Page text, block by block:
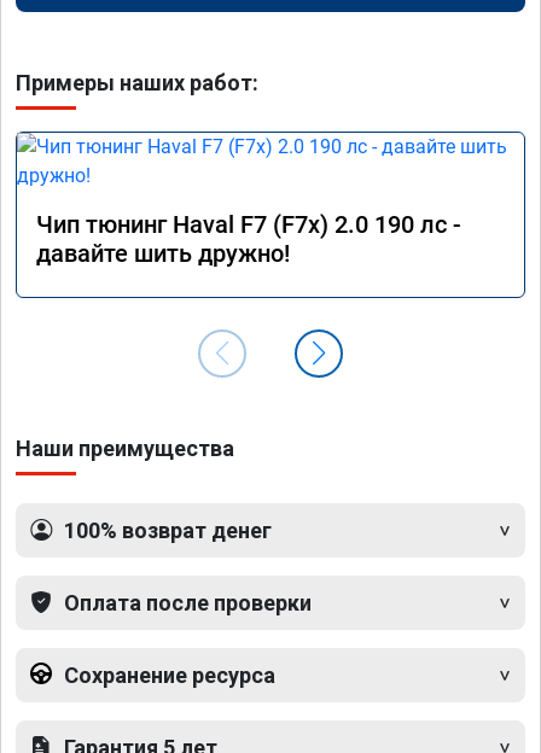
Примеры наших работ:
Чип тюнинг Haval F7 (F7x) 2.0 190 лс -
давайте шить дружно!
Наши преимущества
100% возврат денег
Оплата после проверки
Сохранение ресурса
Гарантия 5 лет